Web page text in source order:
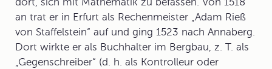
an trat er in Erfurt als Rechenmeister „Adam Rieß
von Staffelstein“ auf und ging 1523 nach Annaberg.
Dort wirkte er als Buchhalter im Bergbau, z. T. als
„Gegenschreiber“ (d. h. als Kontrolleur oder